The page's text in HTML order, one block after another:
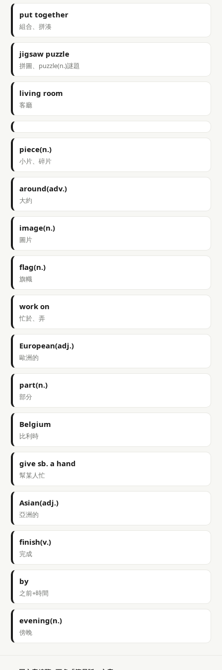
put together
組合、拼湊
jigsaw puzzle
拼圖、puzzle(n.)謎題
living room
客廳
piece(n.)
小片、碎片
around(adv.)
大約
image(n.)
圖片
flag(n.)
旗幟
work on
忙於、弄
European(adj.)
歐洲的
part(n.)
部分
Belgium
比利時
give sb. a hand
幫某人忙
Asian(adj.)
亞洲的
finish(v.)
完成
by
之前+時間
evening(n.)
傍晚